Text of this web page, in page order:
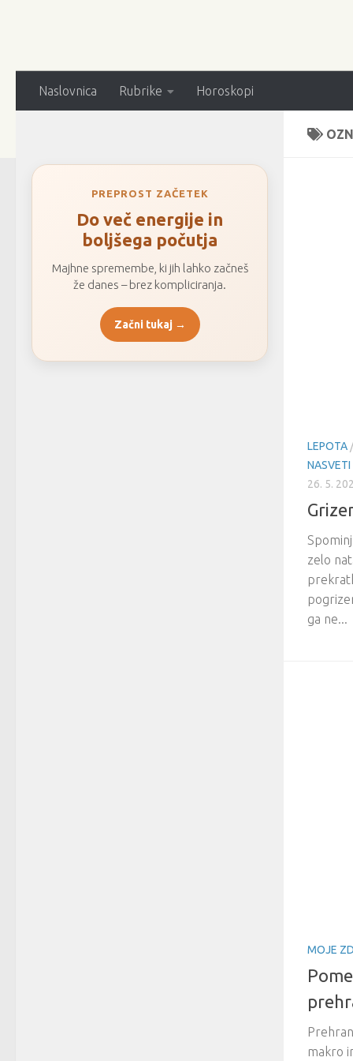
Naslovnica Rubrike Horoskopi
LEPOTA
NASVETI
26. 5.
zelo
ga ne...
MOJE
makro
PREPROST ZAČETEK
Do več energije in
boljšega počutja
Majhne spremembe, ki jih lahko začneš
že danes – brez kompliciranja.
Začni tukaj →